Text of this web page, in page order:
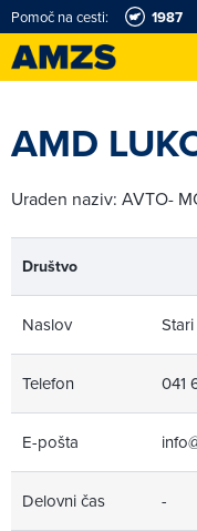
Pomoč na cesti: 1987
AMD
Uraden naziv: AVTO-
Društvo
Naslov
Telefon 041
E-pošta
Delovni čas -